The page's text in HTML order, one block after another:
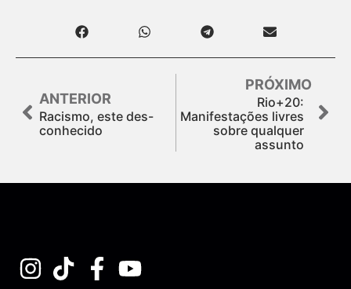
ANTERIOR
Racismo, este des-
conhecido
PRÓXIMO
Rio+20:
Manifestações livres
sobre qualquer
assunto